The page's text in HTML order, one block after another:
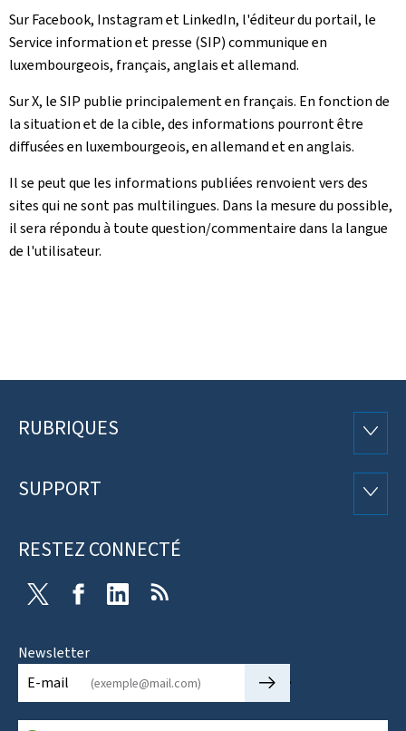
Sur Facebook, Instagram et LinkedIn, l'éditeur du portail, le
Service information et presse (SIP) communique en
luxembourgeois, français, anglais et allemand.
Sur X, le SIP publie principalement en français. En fonction de
la situation et de la cible, des informations pourront être
diffusées en luxembourgeois, en allemand et en anglais.
Il se peut que les informations publiées renvoient vers des
sites qui ne sont pas multilingues. Dans la mesure du possible,
il sera répondu à toute question/commentaire dans la langue
de l'utilisateur.
Pied
page
RUBRIQUES
SUPPORT
RESTEZ CONNECTÉ
Twitter FacebookLinkedIn
Newsletter
E-mail
🡒